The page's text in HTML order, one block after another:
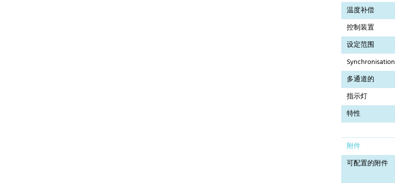
温度补偿
控制装置
设定范围
Synchronisation
多通道的
指示灯
特性
附件
可配置的附件